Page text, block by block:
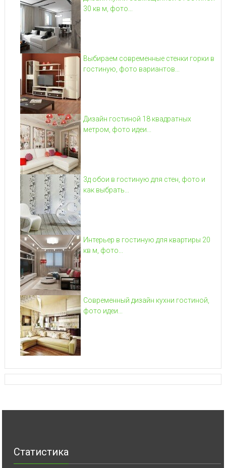
30 кв м, фото...
Выбираем современные стенки горки в
гостиную, фото вариантов...
Дизайн гостиной 18 квадратных
метром, фото идеи...
3д обои в гостиную для стен, фото и
как выбрать...
Интерьер в гостиную для квартиры 20
кв м, фото...
Современный дизайн кухни гостиной,
фото идеи...
Статистика